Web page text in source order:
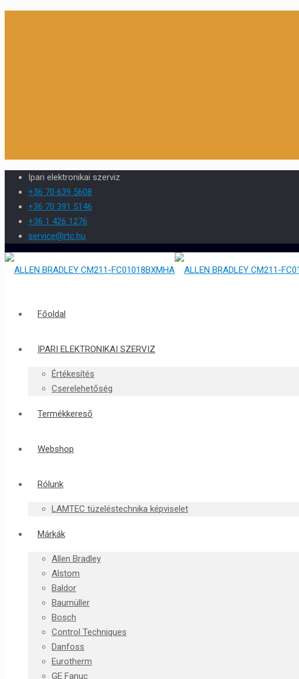
Ipari elektronikai szerviz
+36 70 639 5608
+36 70 391 5146
+36 1 426 1276
service@rtc.hu
Főoldal
IPARI ELEKTRONIKAI SZERVIZ
Értékesítés
Cserelehetőség
Termékkereső
Webshop
Rólunk
LAMTEC tüzeléstechnika képviselet
Márkák
Allen Bradley
Alstom
Baldor
Baumüller
Bosch
Control Techniques
Danfoss
Eurotherm
GE Fanuc